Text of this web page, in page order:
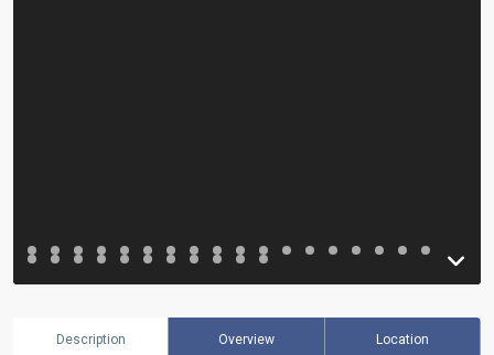
Description Overview Location